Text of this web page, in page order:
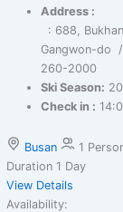
Address :
: 688,
Gangwon-do /
260-2000
Ski Season:
Check in :
Busan
1
Duration 1 Day
View Details
Availability: